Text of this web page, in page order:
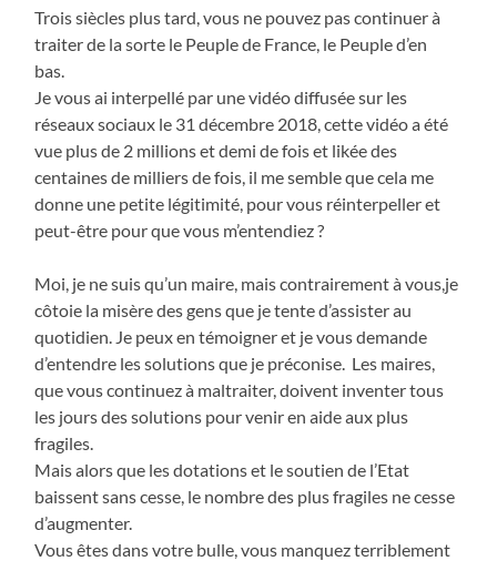
Trois siècles plus tard, vous ne pouvez pas continuer à
traiter de la sorte le Peuple de France, le Peuple d’en
bas.
Je vous ai interpellé par une vidéo diffusée sur les
réseaux sociaux le 31 décembre 2018, cette vidéo a été
vue plus de 2 millions et demi de fois et likée des
centaines de milliers de fois, il me semble que cela me
donne une petite légitimité, pour vous réinterpeller et
peut-être pour que vous m’entendiez ?
Moi, je ne suis qu’un maire, mais contrairement à vous,je
côtoie la misère des gens que je tente d’assister au
quotidien. Je peux en témoigner et je vous demande
d’entendre les solutions que je préconise. Les maires,
que vous continuez à maltraiter, doivent inventer tous
les jours des solutions pour venir en aide aux plus
fragiles.
Mais alors que les dotations et le soutien de l’Etat
baissent sans cesse, le nombre des plus fragiles ne cesse
d’augmenter.
Vous êtes dans votre bulle, vous manquez terriblement